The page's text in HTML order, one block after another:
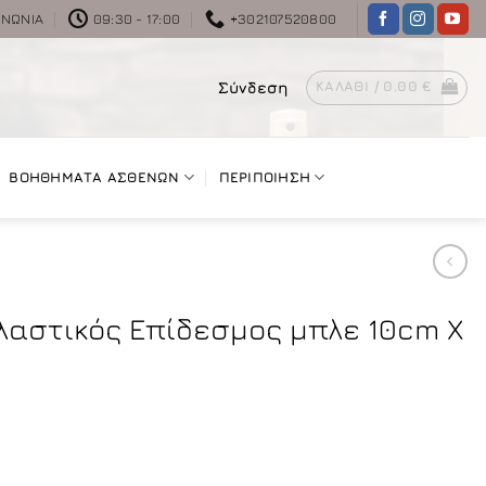
09:30 - 17:00 +302107520800
Σύνδεση ΚΑΛΆΘΙ / 0.00 €
ΒΟΗΘΗΜΑΤΑ ΑΣΘΕΝΩΝ ΠΕΡΙΠΟΙΗΣΗ
Επίδεσμος μπλε 10cm X